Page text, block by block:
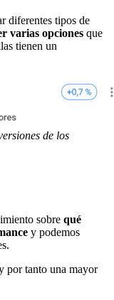
diferentes tipos de
varias opciones que
tienen un
de los
sobre qué
y podemos
por tanto una mayor